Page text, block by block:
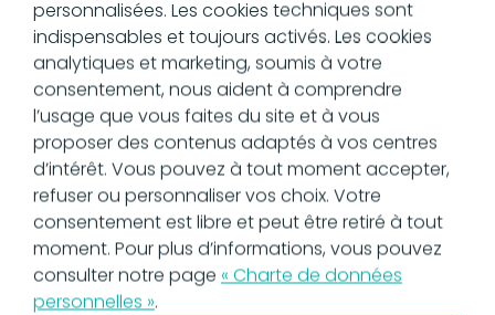
Une Plateforme de Dématérialisation
Partenaire doit offrir des fonctionnalités
répondant à vos besoins spécifiques.
Recherchez des solutions proposant une
interface intuitive, des options de sécurité
robustes, et une intégration facile avec
vos autres systèmes. N'hésitez pas à
demander des démonstrations ou des
essais gratuits pour évaluer l'adéquation
de la plateforme avec vos processus
internes.
personnalisées. Les cookies techniques sont
indispensables et toujours activés. Les cookies
analytiques et marketing, soumis à votre
consentement, nous aident à comprendre
l’usage que vous faites du site et à vous
proposer des contenus adaptés à vos centres
d’intérêt. Vous pouvez à tout moment accepter,
refuser ou personnaliser vos choix. Votre
consentement est libre et peut être retiré à tout
moment. Pour plus d’informations, vous pouvez
consulter notre page « Charte de données
personnelles ».